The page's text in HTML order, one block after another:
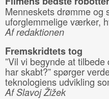
Menneskets drømme
uforglemmelige værker,
Af redaktionen
Fremskridtets tog
”Vil vi begynde at
har skabt?” spørger
teknologiens udvikling
Af Slavoj Žižek